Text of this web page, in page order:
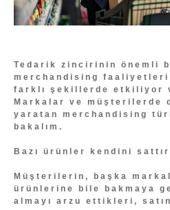
Tedarik zincirinin önemli
merchandising
farklı şekillerde etkiliyor
Markalar ve müşterilerde
yaratan merchandising
bakalım.
Bazı ürünler kendini
Müşterilerin, başka
ürünlerine bile bakmaya
almayı arzu ettikleri,